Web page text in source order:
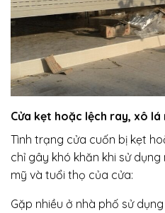
Cửa kẹt hoặc lệch ray, xô lá
Tình trạng cửa cuốn bị kẹt
chỉ gây khó khăn khi sử
mỹ và tuổi thọ của cửa:
Gặp nhiều ở nhà phố sử